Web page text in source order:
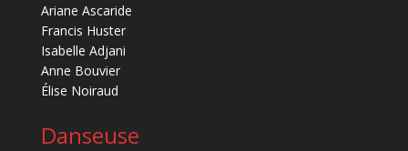
Ariane Ascaride
Francis Huster
Isabelle Adjani
Anne Bouvier
Élise Noiraud
Danseuse